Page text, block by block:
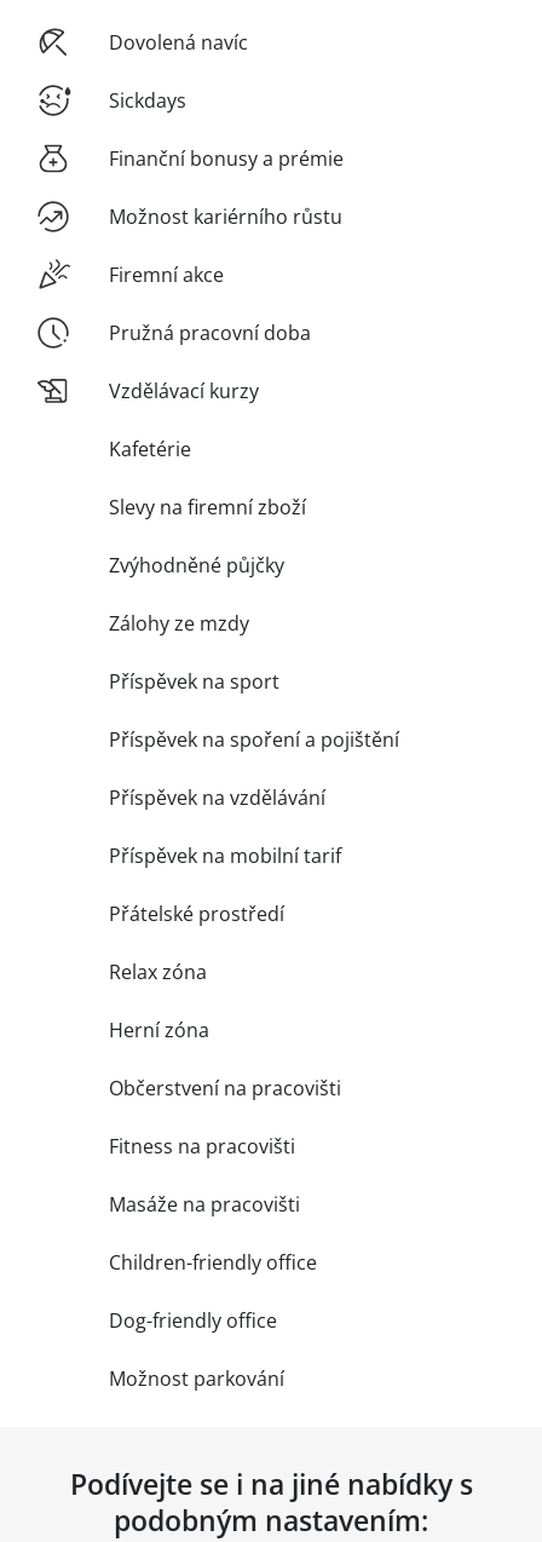
Dovolená navíc
Sickdays
Finanční bonusy a prémie
Možnost kariérního růstu
Firemní akce
Pružná pracovní doba
Vzdělávací kurzy
Kafetérie
Slevy na firemní zboží
Zvýhodněné půjčky
Zálohy ze mzdy
Příspěvek na sport
Příspěvek na spoření a pojištění
Příspěvek na vzdělávání
Příspěvek na mobilní tarif
Přátelské prostředí
Relax zóna
Herní zóna
Občerstvení na pracovišti
Fitness na pracovišti
Masáže na pracovišti
Children-friendly office
Dog-friendly office
Možnost parkování
Podívejte se i na jiné nabídky s
podobným nastavením: